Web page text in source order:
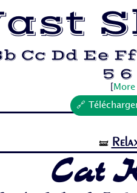
Cc Dd Ee
5 6
🔗
🝛
Cat